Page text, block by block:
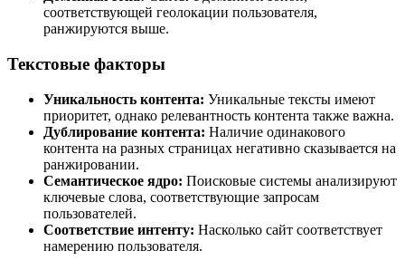
соответствующей геолокации пользователя,
ранжируются выше.
Текстовые факторы
Уникальность контента: Уникальные тексты имеют
приоритет, однако релевантность контента также важна.
Дублирование контента: Наличие одинакового
контента на разных страницах негативно сказывается на
ранжировании.
Семантическое ядро: Поисковые системы анализируют
ключевые слова, соответствующие запросам
пользователей.
Соответствие интенту: Насколько сайт соответствует
намерению пользователя.